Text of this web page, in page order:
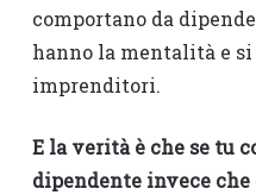
comportano da
hanno la mentalità e
imprenditori.
E la verità è che se tu
dipendente invece